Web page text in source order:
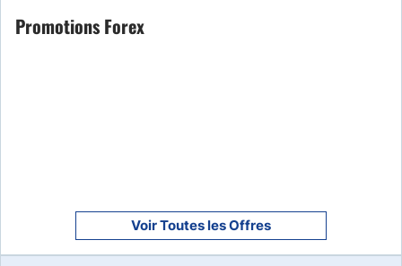
Promotions Forex
Voir Toutes les Offres